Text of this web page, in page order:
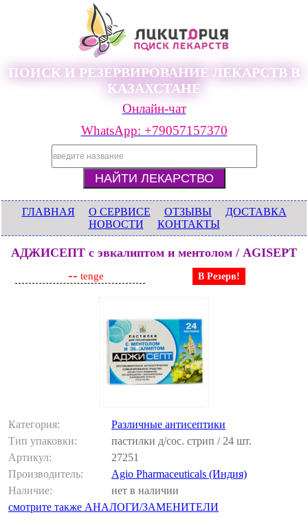
ПОИСК И РЕЗЕРВИРОВАНИЕ ЛЕКАРСТВ В
КАЗАХСТАНЕ
Онлайн-чат
WhatsApp: +79057157370
ГЛАВНАЯ О СЕРВИСЕ ОТЗЫВЫ
ДОСТАВКА
НОВОСТИ
КОНТАКТЫ
АДЖИСЕПТ с эвкалиптом и ментолом / AGISEPT
-- tenge В Резерв!
Категория:
Различные антисептики
Тип упаковки:
пастилки д/сос. стрип / 24 шт.
Артикул:
27251
Производитель:
Agio Pharmaceuticals (Индия)
Наличие:
нет в наличии
смотрите также АНАЛОГИ/ЗАМЕНИТЕЛИ